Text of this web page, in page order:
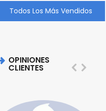
Todos Los Más Vendidos
OPINIONES
CLIENTES